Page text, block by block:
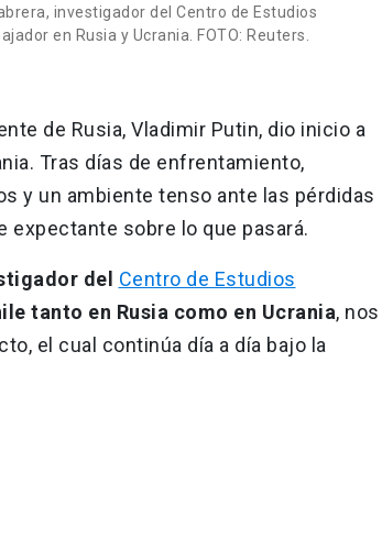
investigador del Centro de Estudios
en Rusia y Ucrania. FOTO: Reuters.
de Rusia, Vladimir Putin, dio inicio a
Tras días de enfrentamiento,
y un ambiente tenso ante las pérdidas
expectante sobre lo que pasará.
del Centro de Estudios
tanto en Rusia como en Ucrania, nos
el cual continúa día a día bajo la